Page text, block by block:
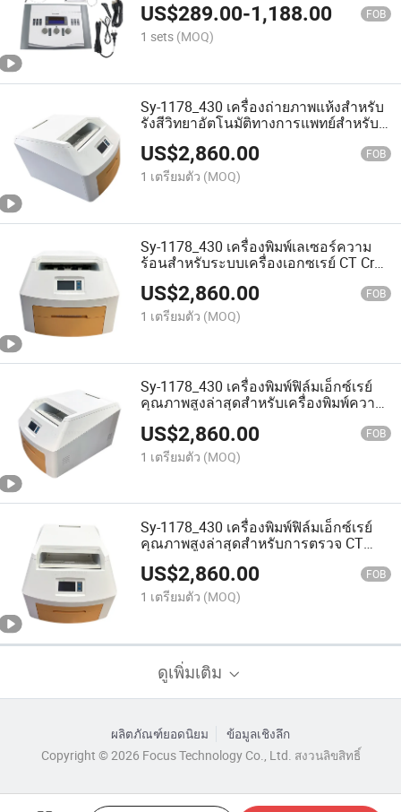
US$289.00-1,188.00 FOB
1 sets (MOQ)
Sy-1178_430 เครื่องถ่ายภาพแห้งสำหรับ
รังสีวิทยาอัตโนมัติทางการแพทย์สำหรับ
โรงพยาบาล
US$2,860.00 FOB
1 เตรียมตัว (MOQ)
Sy-1178_430 เครื่องพิมพ์เลเซอร์ความ
ร้อนสำหรับระบบเครื่องเอกซเรย์ CT Cr
US$2,860.00 FOB
1 เตรียมตัว (MOQ)
Sy-1178_430 เครื่องพิมพ์ฟิล์มเอ็กซ์เรย์
คุณภาพสูงล่าสุดสำหรับเครื่องพิมพ์ความ
US$2,860.00 FOB
1 เตรียมตัว (MOQ)
Sy-1178_430 เครื่องพิมพ์ฟิล์มเอ็กซ์เรย์
คุณภาพสูงล่าสุดสำหรับการตรวจ CT
US$2,860.00 FOB
1 เตรียมตัว (MOQ)
ดูเพิ่มเติม
ผลิตภัณฑ์ยอดนิยม
ข้อมูลเชิงลึก
Copyright © 2026 Focus Technology Co., Ltd. สงวนลิขสิทธิ์